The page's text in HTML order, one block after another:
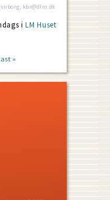
kbr@dlm.dk
iLM Huset
»